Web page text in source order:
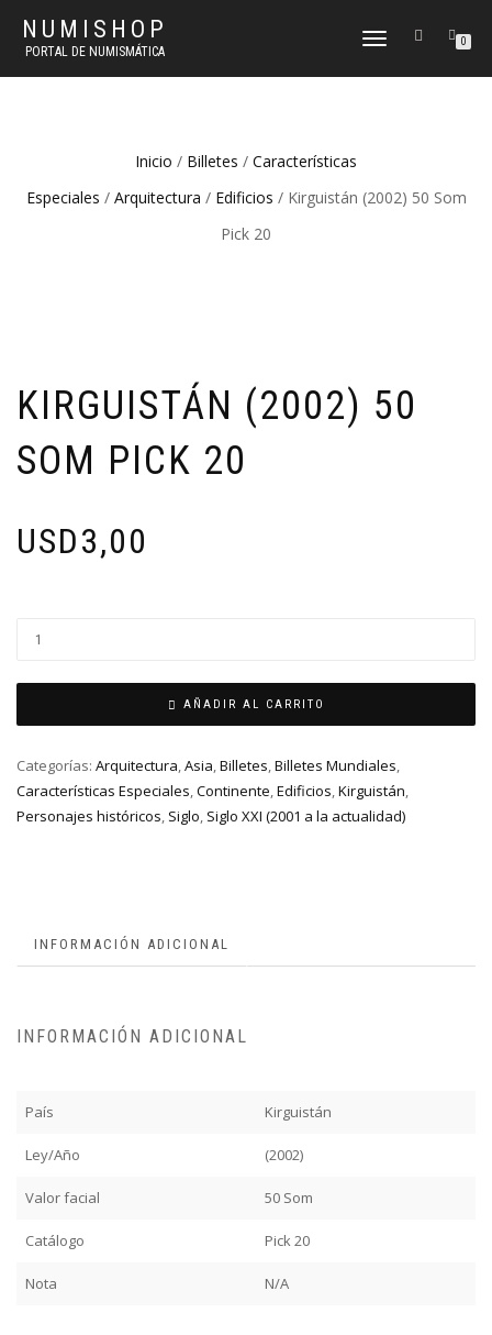
NUMISHOP
PORTAL DE NUMISMÁTICA
CAMBIAR
0
Inicio / Billetes / Características
Especiales / Arquitectura / Edificios / Kirguistán (2002) 50 Som
Pick 20
KIRGUISTÁN (2002) 50
SOM PICK 20
USD3,00
AÑADIR AL CARRITO
Categorías: Arquitectura,Asia,Billetes,Billetes Mundiales,
Características Especiales,Continente,Edificios,Kirguistán,
Personajes históricos, Siglo, Siglo XXI (2001 a la actualidad)
INFORMACIÓN ADICIONAL
INFORMACIÓN ADICIONAL
País Kirguistán
Ley/Año (2002)
Valor facial 50 Som
Catálogo Pick 20
Nota N/A